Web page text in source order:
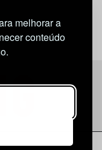
melhorar a
conteúdo